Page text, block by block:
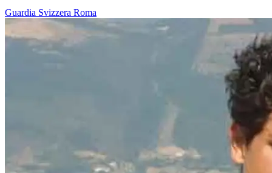
Guardia Svizzera Roma